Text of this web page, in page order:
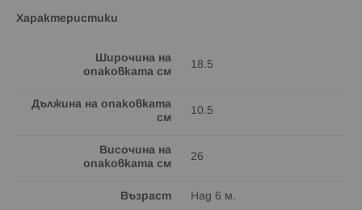
Характеристики
Широчина на
опаковката см
18.5
Дължина на опаковката
см
10.5
Височина на
опаковката см
26
Възраст Над 6 м.